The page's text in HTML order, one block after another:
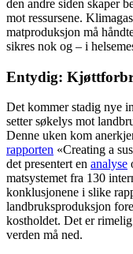
den andre siden skaper
mot ressursene.
matproduksjon må
sikres nok og – i
Entydig:
Det kommer stadig nye
setter søkelys mot
Denne uken kom
rapporten «Creating a
det presentert en analyse
matsystemet fra 130
konklusjonene i slike
landbruksproduksjon
kostholdet. Det er
verden må ned.